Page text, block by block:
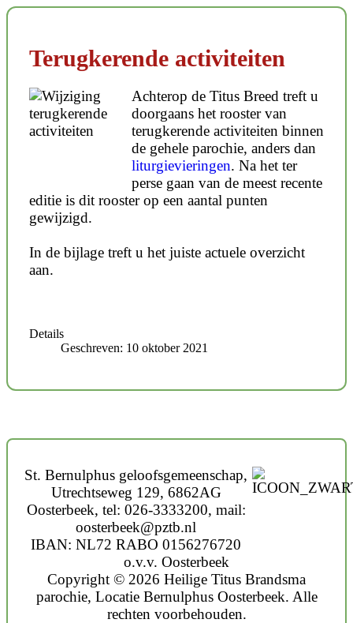
Terugkerende activiteiten
Achterop de Titus Breed treft u
doorgaans het rooster van
terugkerende activiteiten binnen
de gehele parochie, anders dan
liturgievieringen. Na het ter
perse gaan van de meest recente
editie is dit rooster op een aantal punten
gewijzigd.
In de bijlage treft u het juiste actuele overzicht
aan.
Details
Geschreven: 10 oktober 2021
St. Bernulphus geloofsgemeenschap,
Utrechtseweg 129, 6862AG
Oosterbeek, tel: 026-3333200, mail:
oosterbeek@pztb.nl
IBAN: NL72 RABO 0156276720
o.v.v. Oosterbeek
Copyright © 2026 Heilige Titus Brandsma
parochie, Locatie Bernulphus Oosterbeek. Alle
rechten voorbehouden.